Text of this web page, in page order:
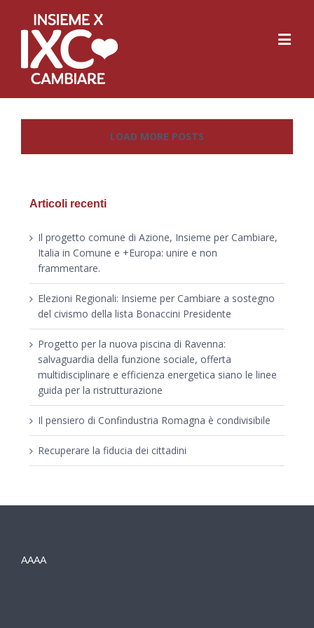
LOAD MORE POSTS
Articoli recenti
Il progetto comune di Azione, Insieme per Cambiare,
Italia in Comune e +Europa: unire e non
frammentare.
Elezioni Regionali: Insieme per Cambiare a sostegno
del civismo della lista Bonaccini Presidente
Progetto per la nuova piscina di Ravenna:
salvaguardia della funzione sociale, offerta
multidisciplinare e efficienza energetica siano le linee
guida per la ristrutturazione
Il pensiero di Confindustria Romagna è condivisibile
Recuperare la fiducia dei cittadini
AAAA